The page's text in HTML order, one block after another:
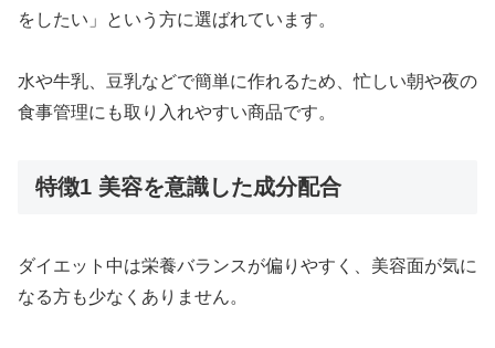
をしたい」という方に選ばれています。
水や牛乳、豆乳などで簡単に作れるため、忙しい朝や夜の
食事管理にも取り入れやすい商品です。
特徴1 美容を意識した成分配合
ダイエット中は栄養バランスが偏りやすく、美容面が気に
なる方も少なくありません。